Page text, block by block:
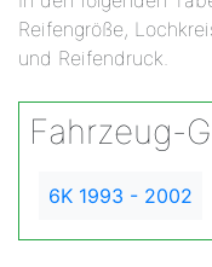
Reifengröße,
und Reifendruck.
Fahrzeug-
6K 1993 - 2002